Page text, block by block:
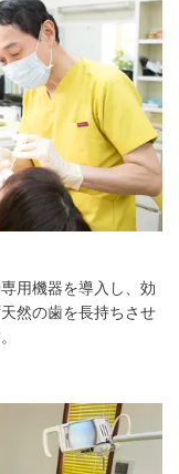
用機器を導入し、効
然の歯を長持ちさせ